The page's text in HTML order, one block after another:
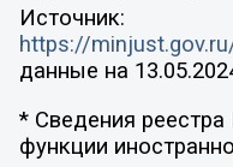
Источник:
https://
данные на
* Сведения
функции